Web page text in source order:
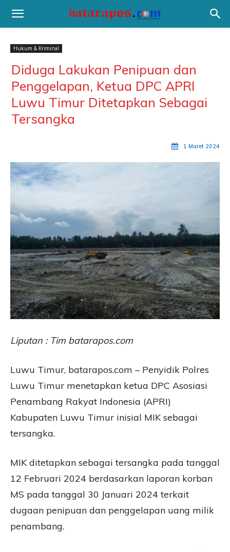
Hukum & Kriminal
Diduga Lakukan Penipuan dan
Penggelapan, Ketua DPC APRI
Luwu Timur Ditetapkan Sebagai
Tersangka
1 Maret 2024
Liputan : Tim batarapos.com
Luwu Timur, batarapos.com – Penyidik Polres
Luwu Timur menetapkan ketua DPC Asosiasi
Penambang Rakyat Indonesia (APRI)
Kabupaten Luwu Timur inisial MIK sebagai
tersangka.
MIK ditetapkan sebagai tersangka pada tanggal
12 Februari 2024 berdasarkan laporan korban
MS pada tanggal 30 Januari 2024 terkait
dugaan penipuan dan penggelapan uang milik
penambang.